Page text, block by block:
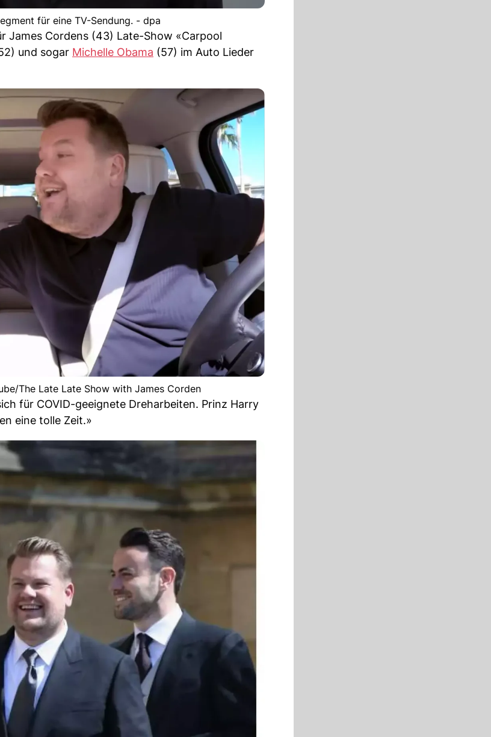
für eine TV-Sendung. - dpa
James Cordens (43) Late-Show «Carpool
und sogar Michelle Obama (57) im Auto Lieder
The Late Late Show with James Corden
für COVID-geeignete Dreharbeiten. Prinz Harry
eine tolle Zeit.»